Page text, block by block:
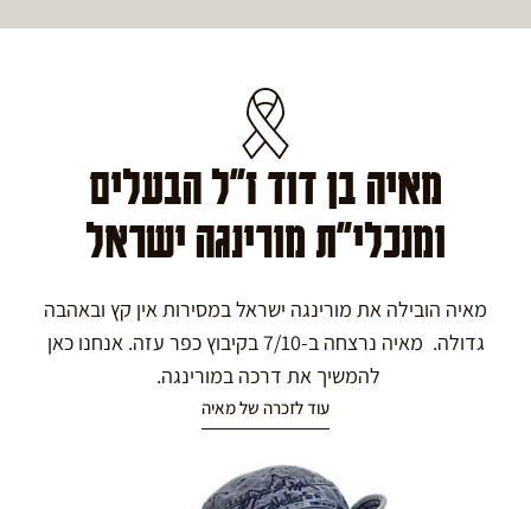
מאיה בן דוד ז"ל הבעלים
ומנכלי"ת מורינגה ישראל
מאיה הובילה את מורינגה ישראל במסירות אין קץ ובאהבה
גדולה. מאיה נרצחה ב-7/10 בקיבוץ כפר עזה. אנחנו כאן
להמשיך את דרכה במורינגה.
עוד לזכרה של מאיה